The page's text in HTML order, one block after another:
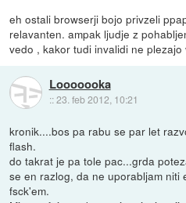
eh ostali browserji bojo privzeli
relavanten. ampak ljudje z
vedo , kakor tudi invalidi ne plezajo
Looooooka
::23. feb 2012, 10:21
kronik....bos pa rabu se par let
flash.
do takrat je pa tole pac...grda
se en razlog, da ne uporabljam niti
fsck'em.